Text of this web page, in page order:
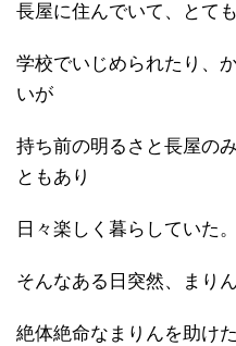
長屋に住んでいて、とて
学校でいじめられたり、
いが
持ち前の明るさと長屋の
ともあり
日々楽しく暮らしていた。
そんなある日突然、まり
絶体絶命なまりんを助け